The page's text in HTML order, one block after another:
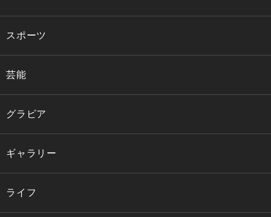
スポーツ
芸能
グラビア
ギャラリー
ライフ